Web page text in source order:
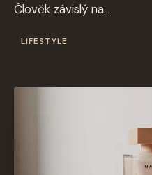
Člověk závislý na...
LIFESTYLE